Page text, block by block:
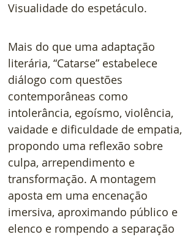
Visualidade do espetáculo.
Mais do que uma adaptação
literária, “Catarse” estabelece
diálogo com questões
contemporâneas como
intolerância, egoísmo, violência,
vaidade e dificuldade de empatia,
propondo uma reflexão sobre
culpa, arrependimento e
transformação. A montagem
aposta em uma encenação
imersiva, aproximando público e
elenco e rompendo a separação